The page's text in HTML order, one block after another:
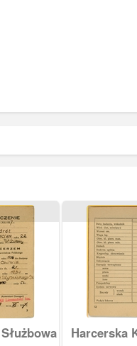
Harcerska